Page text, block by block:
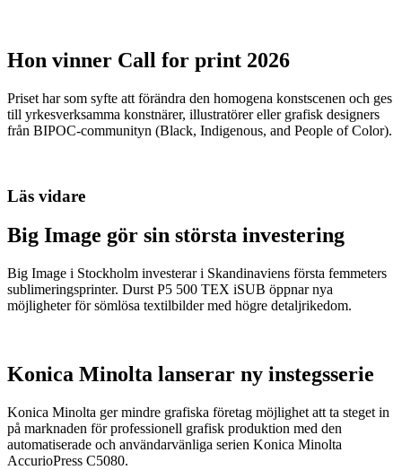
Hon vinner Call for print 2026
Priset har som syfte att förändra den homogena konstscenen och ges
till yrkesverksamma konstnärer, illustratörer eller grafisk designers
från BIPOC-communityn (Black, Indigenous, and People of Color).
Läs vidare
Big Image gör sin största investering
Big Image i Stockholm investerar i Skandinaviens första femmeters
sublimeringsprinter. Durst P5 500 TEX iSUB öppnar nya
möjligheter för sömlösa textilbilder med högre detaljrikedom.
Konica Minolta lanserar ny instegsserie
Konica Minolta ger mindre grafiska företag möjlighet att ta steget in
på marknaden för professionell grafisk produktion med den
automatiserade och användarvänliga serien Konica Minolta
AccurioPress C5080.